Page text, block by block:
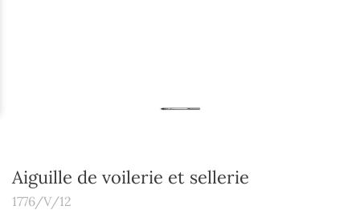
Aiguille de voilerie et sellerie
1776/V/12